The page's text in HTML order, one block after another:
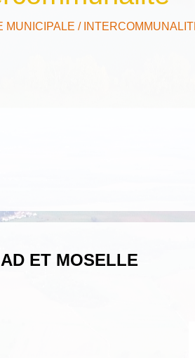
MUNICIPALE /
ET MOSELLE